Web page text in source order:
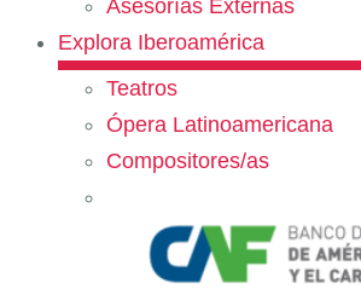
Asesorías Externas
Explora Iberoamérica
Teatros
Ópera Latinoamericana
Compositores/as